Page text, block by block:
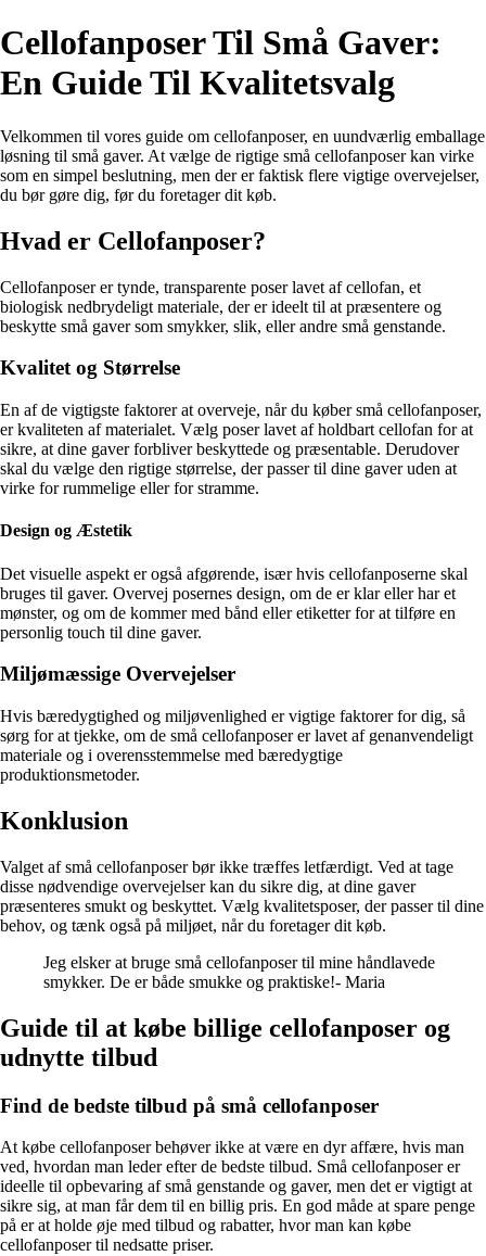
Cellofanposer Til Små Gaver:
En Guide Til Kvalitetsvalg
Velkommen til vores guide om cellofanposer, en uundværlig emballage
løsning til små gaver. At vælge de rigtige små cellofanposer kan virke
som en simpel beslutning, men der er faktisk flere vigtige overvejelser,
du bør gøre dig, før du foretager dit køb.
Hvad er Cellofanposer?
Cellofanposer er tynde, transparente poser lavet af cellofan, et
biologisk nedbrydeligt materiale, der er ideelt til at præsentere og
beskytte små gaver som smykker, slik, eller andre små genstande.
Kvalitet og Størrelse
En af de vigtigste faktorer at overveje, når du køber små cellofanposer,
er kvaliteten af materialet. Vælg poser lavet af holdbart cellofan for at
sikre, at dine gaver forbliver beskyttede og præsentable. Derudover
skal du vælge den rigtige størrelse, der passer til dine gaver uden at
virke for rummelige eller for stramme.
Design og Æstetik
Det visuelle aspekt er også afgørende, især hvis cellofanposerne skal
bruges til gaver. Overvej posernes design, om de er klar eller har et
mønster, og om de kommer med bånd eller etiketter for at tilføre en
personlig touch til dine gaver.
Miljømæssige Overvejelser
Hvis bæredygtighed og miljøvenlighed er vigtige faktorer for dig, så
sørg for at tjekke, om de små cellofanposer er lavet af genanvendeligt
materiale og i overensstemmelse med bæredygtige
produktionsmetoder.
Konklusion
Valget af små cellofanposer bør ikke træffes letfærdigt. Ved at tage
disse nødvendige overvejelser kan du sikre dig, at dine gaver
præsenteres smukt og beskyttet. Vælg kvalitetsposer, der passer til dine
behov, og tænk også på miljøet, når du foretager dit køb.
Jeg elsker at bruge små cellofanposer til mine håndlavede
smykker. De er både smukke og praktiske!- Maria
Guide til at købe billige cellofanposer og
udnytte tilbud
Find de bedste tilbud på små cellofanposer
At købe cellofanposer behøver ikke at være en dyr affære, hvis man
ved, hvordan man leder efter de bedste tilbud. Små cellofanposer er
ideelle til opbevaring af små genstande og gaver, men det er vigtigt at
sikre sig, at man får dem til en billig pris. En god måde at spare penge
på er at holde øje med tilbud og rabatter, hvor man kan købe
cellofanposer til nedsatte priser.